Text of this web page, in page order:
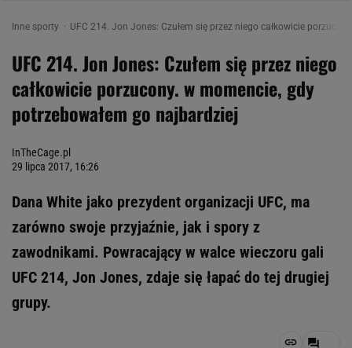
Inne sporty UFC 214. Jon Jones: Czułem się przez niego całkowicie
UFC 214. Jon Jones: Czułem się przez niego
całkowicie porzucony. w momencie, gdy
potrzebowałem go najbardziej
InTheCage.pl
29 lipca 2017, 16:26
Dana White jako prezydent organizacji UFC, ma
zarówno swoje przyjaźnie, jak i spory z
zawodnikami. Powracający w walce wieczoru gali
UFC 214, Jon Jones, zdaje się łapać do tej drugiej
grupy.